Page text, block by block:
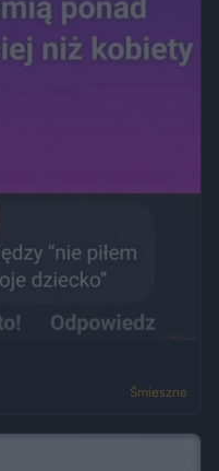
Śmieszne